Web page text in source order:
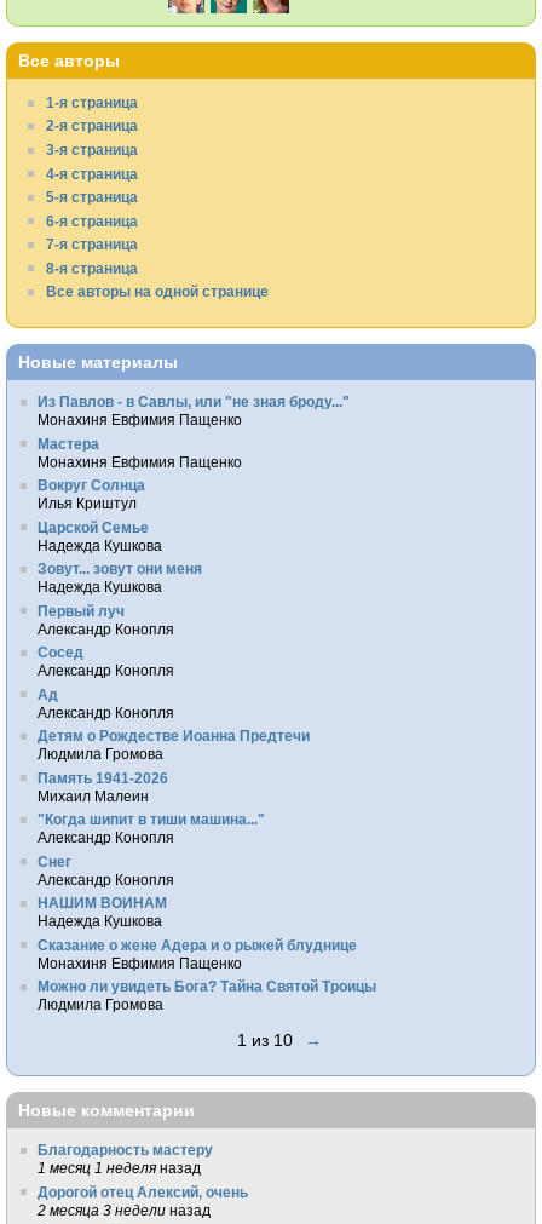
Все авторы
1-я страница
2-я страница
3-я страница
4-я страница
5-я страница
6-я страница
7-я страница
8-я страница
Все авторы на одной странице
Новые материалы
Из Павлов - в Савлы, или "не зная броду..."
Монахиня Евфимия Пащенко
Мастера
Монахиня Евфимия Пащенко
Вокруг Солнца
Илья Криштул
Царской Семье
Надежда Кушкова
Зовут... зовут они меня
Надежда Кушкова
Первый луч
Александр Конопля
Сосед
Александр Конопля
Ад
Александр Конопля
Детям о Рождестве Иоанна Предтечи
Людмила Громова
Память 1941-2026
Михаил Малеин
"Когда шипит в тиши машина..."
Александр Конопля
Снег
Александр Конопля
НАШИМ ВОИНАМ
Надежда Кушкова
Сказание о жене Адера и о рыжей блуднице
Монахиня Евфимия Пащенко
Можно ли увидеть Бога? Тайна Святой Троицы
Людмила Громова
1 из 10 →
Новые комментарии
Благодарность мастеру
1 месяц 1 неделя назад
Дорогой отец Алексий, очень
2 месяца 3 недели назад